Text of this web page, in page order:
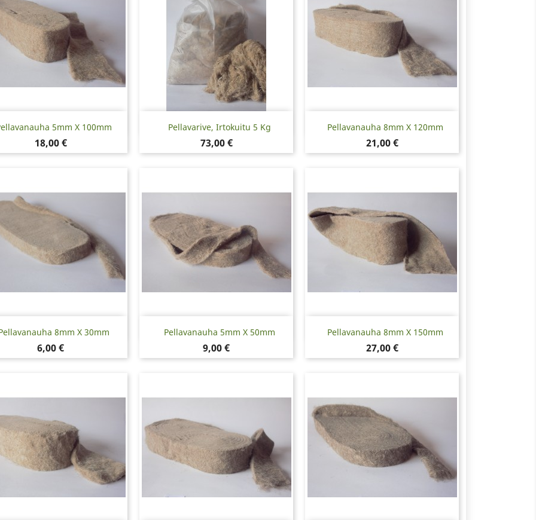
5mm X 100mm
Hinta
18,00 €
Pikakatselu Pellavarive, Irtokuitu 5 Kg
Hinta
73,00 €
Pikakatselu Pellavanauha 8mm X 120mm
Hinta
21,00 €
Pikakatselu
8mm X 30mm
Hinta
6,00 €
Pikakatselu Pellavanauha 5mm X 50mm
Hinta
9,00 €
Pikakatselu Pellavanauha 8mm X 150mm
Hinta
27,00 €
Pikakatselu